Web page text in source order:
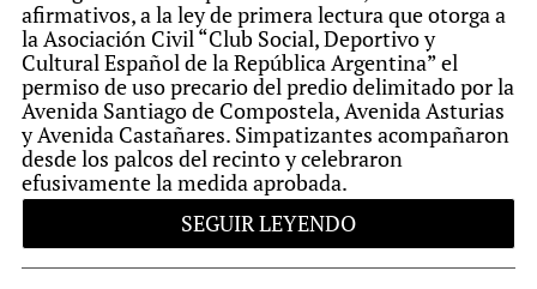
afirmativos, a la ley de primera lectura que otorga a
la Asociación Civil “Club Social, Deportivo y
Cultural Español de la República Argentina” el
permiso de uso precario del predio delimitado por la
Avenida Santiago de Compostela, Avenida Asturias
y Avenida Castañares. Simpatizantes acompañaron
desde los palcos del recinto y celebraron
efusivamente la medida aprobada.
En relación a los clubes, también se avanzó con la
SEGUIR LEYENDO